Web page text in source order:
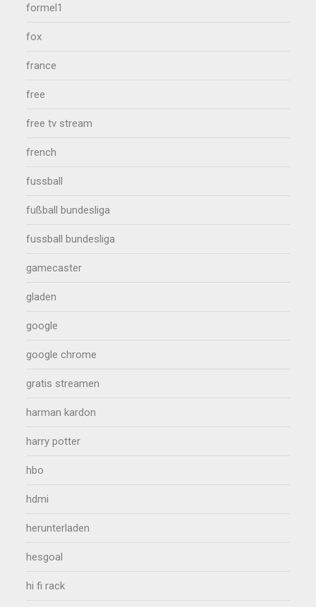
formel1
fox
france
free
free tv stream
french
fussball
fußball bundesliga
fussball bundesliga
gamecaster
gladen
google
google chrome
gratis streamen
harman kardon
harry potter
hbo
hdmi
herunterladen
hesgoal
hi fi rack